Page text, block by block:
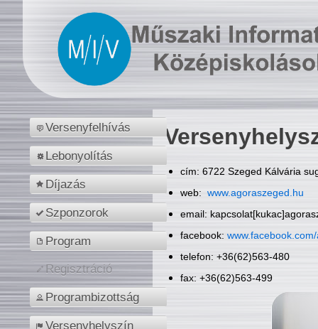
Versenyfelhívás
Lebonyolítás
Díjazás
Szponzorok
Program
Regisztráció
Programbizottság
Versenyhelyszín
cím: 6722 Szeged Kálvária
web: www.agoraszeged.hu
email:
facebook:
telefon: +36(62)563-480
fax: +36(62)563-499